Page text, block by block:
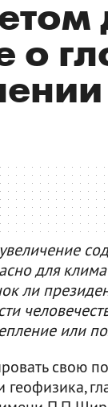
о
для
ли
или
свою